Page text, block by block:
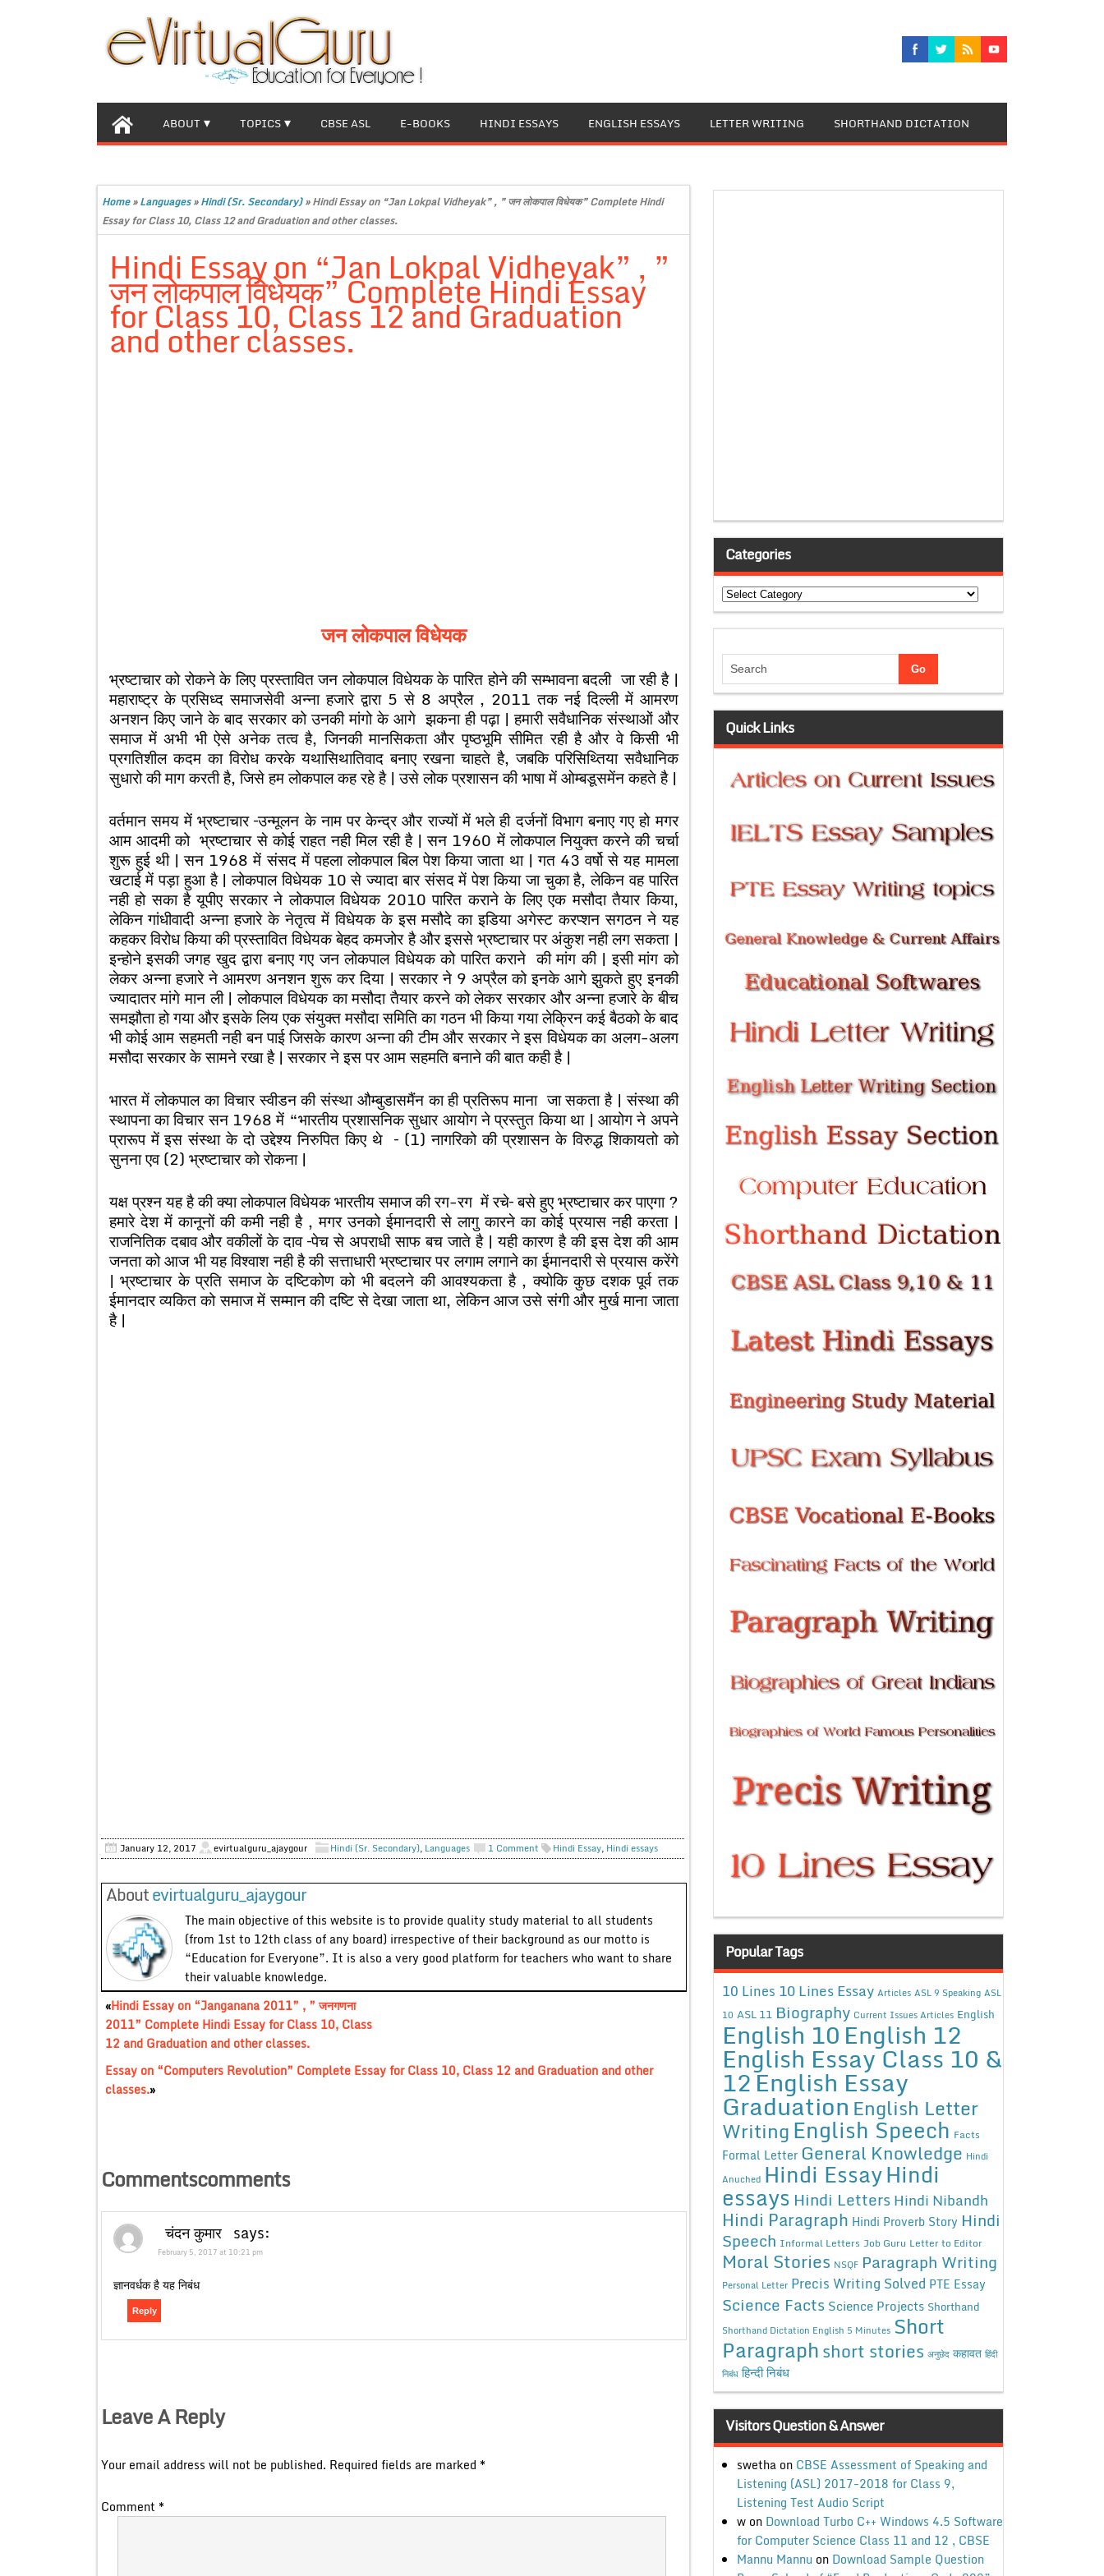
ABOUT TOPICS CBSE ASL E-BOOKS HINDI ESSAYS ENGLISH ESSAYS LETTER WRITING SHORTHAND DICTATION
Home»Languages»Hindi (Sr. Secondary)»Hindi Essay on “Jan Lokpal Vidheyak” , ” जन लोकपाल विधेयक” Complete Hindi
Essay for Class 10, Class 12 and Graduation and other classes.
Hindi Essay on “Jan Lokpal Vidheyak” , ”
जन लोकपाल विधेयक” Complete Hindi Essay
for Class 10, Class 12 and Graduation
and other classes.
जन लोकपाल विधेयक
भ्रष्टाचार को रोकने के लिए प्रस्तावित जन लोकपाल विधेयक के पारित होने की सम्भावना बदली जा रही है |
महाराष्ट्र के प्रसिध्द समाजसेवी अन्ना हजारे द्वारा 5 से 8 अप्रैल , 2011 तक नई दिल्ली में आमरण
अनशन किए जाने के बाद सरकार को उनकी मांगो के आगे झकना ही पढ़ा | हमारी सवैधानिक संस्थाओं और
समाज में अभी भी ऐसे अनेक तत्व है, जिनकी मानसिकता और पृष्ठभूमि सीमित रही है और वे किसी भी
प्रगतिशील कदम का विरोध करके यथासिथातिवाद बनाए रखना चाहते है, जबकि परिसिथ्तिया सवैधानिक
सुधारो की माग करती है, जिसे हम लोकपाल कह रहे है | उसे लोक प्रशासन की भाषा में ओम्बडूसमेंन कहते है |
वर्तमान समय में भ्रष्टाचार –उन्मूलन के नाम पर केन्द्र और राज्यों में भले ही दर्जनों विभाग बनाए गए हो मगर
आम आदमी को भ्रष्टाचार से कोई राहत नही मिल रही है | सन 1960 में लोकपाल नियुक्त करने की चर्चा
शुरू हुई थी | सन 1968 में संसद में पहला लोकपाल बिल पेश किया जाता था | गत 43 वर्षो से यह मामला
खटाई में पड़ा हुआ है | लोकपाल विधेयक 10 से ज्यादा बार संसद में पेश किया जा चुका है, लेकिन वह पारित
नही हो सका है यूपीए सरकार ने लोकपाल विधेयक 2010 पारित कराने के लिए एक मसौदा तैयार किया,
लेकिन गांधीवादी अन्ना हजारे के नेतृत्व में विधेयक के इस मसौदे का इडिया अगेस्ट करप्शन सगठन ने यह
कहकर विरोध किया की प्रस्तावित विधेयक बेहद कमजोर है और इससे भ्रष्टाचार पर अंकुश नही लग सकता |
इन्होने इसकी जगह खुद द्वारा बनाए गए जन लोकपाल विधेयक को पारित कराने की मांग की | इसी मांग को
लेकर अन्ना हजारे ने आमरण अनशन शुरू कर दिया | सरकार ने 9 अप्रैल को इनके आगे झुकते हुए इनकी
ज्यादातर मांगे मान ली | लोकपाल विधेयक का मसौदा तैयार करने को लेकर सरकार और अन्ना हजारे के बीच
समझौता हो गया और इसके लिय एक संयुक्त मसौदा समिति का गठन भी किया गया लेक्रिन कई बैठको के बाद
भी कोई आम सहमती नही बन पाई जिसके कारण अन्ना की टीम और सरकार ने इस विधेयक का अलग-अलग
मसौदा सरकार के सामने रखा है | सरकार ने इस पर आम सहमति बनाने की बात कही है |
भारत में लोकपाल का विचार स्वीडन की संस्था औम्बुडासमैंन का ही प्रतिरूप माना जा सकता है | संस्था की
स्थापना का विचार सन 1968 में “भारतीय प्रशासनिक सुधार आयोग ने प्रस्तुत किया था | आयोग ने अपने
प्रारूप में इस संस्था के दो उद्देश्य निरुपित किए थे – (1) नागरिको की प्रशासन के विरुद्ध शिकायतो को
सुनना एव (2) भ्रष्टाचार को रोकना |
यक्ष प्रश्न यह है की क्या लोकपाल विधेयक भारतीय समाज की रग-रग में रचे– बसे हुए भ्रष्टाचार कर पाएगा ?
हमारे देश में कानूनों की कमी नही है , मगर उनको ईमानदारी से लागु कारने का कोई प्रयास नही करता |
राजनितिक दबाव और वकीलों के दाव –पेच से अपराधी साफ बच जाते है | यही कारण है की इस देश की आम
जनता को आज भी यह विश्वाश नही है की सत्ताधारी भ्रष्टाचार पर लगाम लगाने का ईमानदारी से प्रयास करेंगे
| भ्रष्टाचार के प्रति समाज के दष्टिकोण को भी बदलने की आवश्यकता है , क्योकि कुछ दशक पूर्व तक
ईमानदार व्यकित को समाज में सम्मान की दष्टि से देखा जाता था, लेकिन आज उसे संगी और मुर्ख माना जाता
है |
January 12, 2017 evirtualguru_ajaygour Hindi (Sr. Secondary), Languages 1 Comment Hindi Essay, Hindi essays
Aboutevirtualguru_ajaygour
The main objective of this website is to provide quality study material to all students
(from 1st to 12th class of any board) irrespective of their background as our motto is
“Education for Everyone”. It is also a very good platform for teachers who want to share
their valuable knowledge.
«Hindi Essay on “Janganana 2011” , ” जनगणना
2011” Complete Hindi Essay for Class 10, Class
12 and Graduation and other classes.
Essay on “Computers Revolution” Complete Essay for Class 10, Class 12 and Graduation and other
classes.»
Commentscomments
चंदन कुमार says:
February 5, 2017 at 10:21 pm
ज्ञानवर्धक है यह निबंध
Reply
Leave A Reply
Your email address will not be published. Required fields are marked *
Comment *
Categories
Categories
Quick Links
Popular Tags
10 Lines 10 Lines Essay Articles ASL 9 Speaking ASL
10 ASL 11 Biography Current Issues Articles English
English 10English 12
English Essay Class 10 &
12English Essay
Graduation English Letter
WritingEnglish Speech Facts
Formal Letter General Knowledge Hindi
Anuched Hindi EssayHindi
essays Hindi Letters Hindi Nibandh
Hindi Paragraph Hindi Proverb Story Hindi
Speech Informal Letters Job Guru Letter to Editor
Moral Stories NSQF Paragraph Writing
Personal Letter Precis Writing Solved PTE Essay
Science Facts Science Projects Shorthand
Shorthand Dictation English 5 Minutes Short
Paragraphshort stories अनुछेद कहावत हिंदी
निबंध हिन्दी निबंध
Visitors Question & Answer
swethaon CBSE Assessment of Speaking and
Listening (ASL) 2017-2018 for Class 9,
Listening Test Audio Script
won Download Turbo C++ Windows 4.5 Software
for Computer Science Class 11 and 12 , CBSE
Mannu Mannu on Download Sample Question